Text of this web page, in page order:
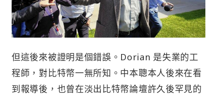
但這後來被證明是個錯誤。Dorian 是失業的工
程師，對比特幣一無所知。中本聰本人後來在看
到報導後，也曾在淡出比特幣論壇許久後罕見的